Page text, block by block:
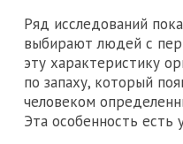
Ряд исследований
выбирают людей с
эту характеристику
по запаху, который
человеком
Эта особенность есть